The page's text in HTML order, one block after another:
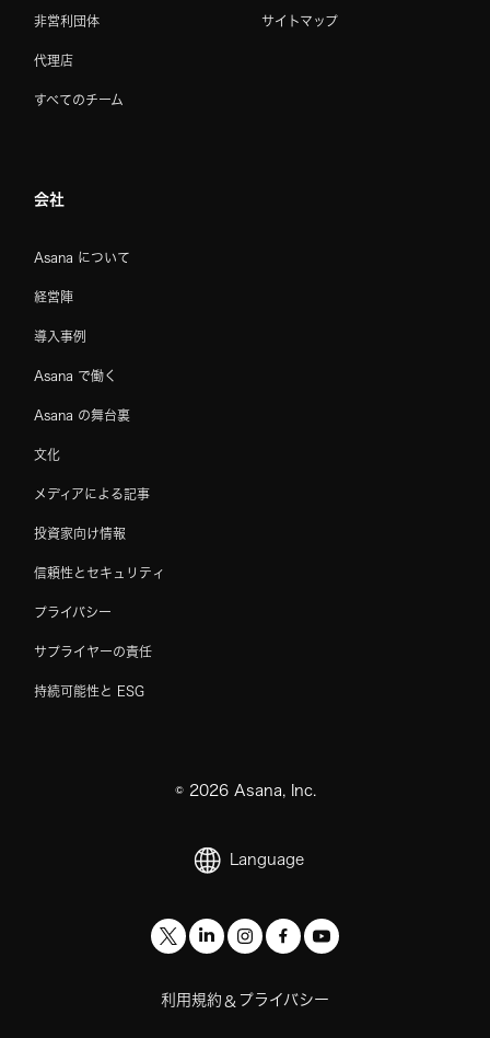
非営利団体
代理店
すべてのチーム
サイトマップ
会社
Asana について
経営陣
導入事例
Asana で働く
Asana の舞台裏
文化
メディアによる記事
投資家向け情報
信頼性とセキュリティ
プライバシー
サプライヤーの責任
持続可能性と ESG
© 2026Asana, Inc.
Language
利用規約 & プライバシー